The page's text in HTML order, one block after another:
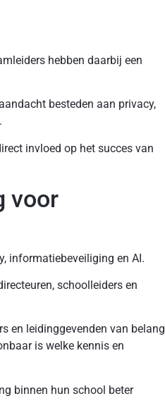
hebben daarbij een
besteden aan privacy,
invloed op het succes van
voor
informatiebeveiliging en AI.
schoolleiders en
en leidinggevenden van belang
is welke kennis en
binnen hun school beter